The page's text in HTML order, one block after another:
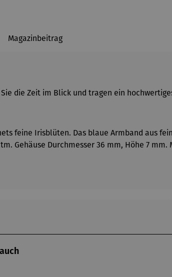
Magazinbeitrag
die Zeit im Blick und tragen ein
feine Irisblüten. Das blaue Armband aus
Gehäuse Durchmesser 36 mm, Höhe 7